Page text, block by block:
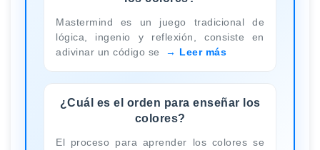
Mastermind es un juego tradicional de
lógica, ingenio y reflexión, consiste en
adivinar un código se
Leer más
¿Cuál es el orden para enseñar los
colores?
El proceso para aprender los colores se